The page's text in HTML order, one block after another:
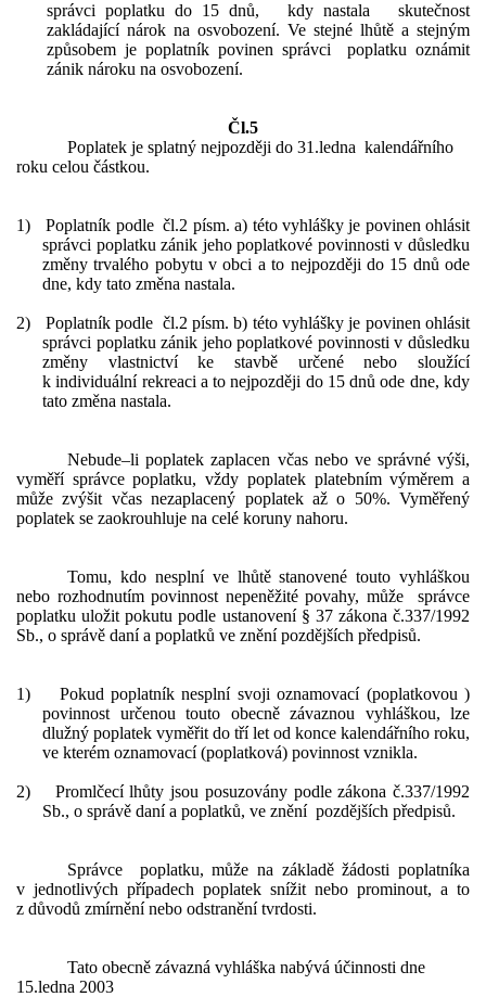
správci poplatku do 15 dnů, kdy nastala skutečnost
zakládající nárok na osvobození. Ve stejné lhůtě a stejným
způsobem je poplatník povinen správci poplatku oznámit
zánik nároku na osvobození.
Čl.5
Poplatek je splatný nejpozději do 31.ledna kalendářního
roku celou částkou.
1)
Poplatník podle čl.2 písm. a) této vyhlášky je povinen ohlásit
správci poplatku zánik jeho poplatkové povinnosti v důsledku
změny trvalého pobytu v obci a to nejpozději do 15 dnů ode
dne, kdy tato změna nastala.
2)
Poplatník podle čl.2 písm. b) této vyhlášky je povinen ohlásit
správci poplatku zánik jeho poplatkové povinnosti v důsledku
změny vlastnictví ke stavbě určené nebo sloužící
k individuální rekreaci a to nejpozději do 15 dnů ode dne, kdy
tato změna nastala.
Nebude–li poplatek zaplacen včas nebo ve správné výši,
vyměří správce poplatku, vždy poplatek platebním výměrem a
může zvýšit včas nezaplacený poplatek až o 50%. Vyměřený
poplatek se zaokrouhluje na celé koruny nahoru.
Tomu, kdo nesplní ve lhůtě stanovené touto vyhláškou
nebo rozhodnutím povinnost nepeněžité povahy, může správce
poplatku uložit pokutu podle ustanovení § 37 zákona č.337/1992
Sb., o správě daní a poplatků ve znění pozdějších předpisů.
1)
Pokud poplatník nesplní svoji oznamovací (poplatkovou )
povinnost určenou touto obecně závaznou vyhláškou, lze
dlužný poplatek vyměřit do tří let od konce kalendářního roku,
ve kterém oznamovací (poplatková) povinnost vznikla.
2)
Promlčecí lhůty jsou posuzovány podle zákona č.337/1992
Sb., o správě daní a poplatků, ve znění pozdějších předpisů.
Správce poplatku, může na základě žádosti poplatníka
v jednotlivých případech poplatek snížit nebo prominout, a to
z důvodů zmírnění nebo odstranění tvrdosti.
Tato obecně závazná vyhláška nabývá účinnosti dne
15.ledna 2003